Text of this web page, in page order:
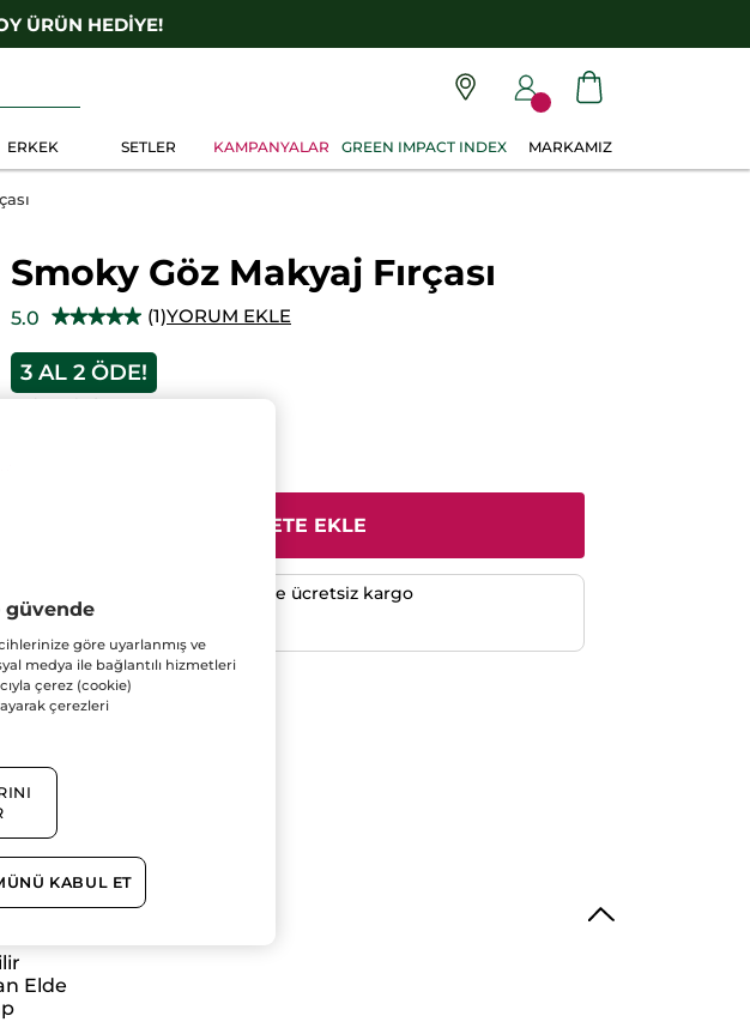
ÜRÜN HEDİYE!
ERKEK SETLER KAMPANYALAR GREEN IMPACT INDEX MARKAMIZ
Smoky Göz Makyaj Fırçası
5.0 ★★★★★
★★★★★
yıldız.
Bu
için
(1)YORUM EKLE
3 AL 2 ÖDE!
527.90 TL
SEPETE EKLE
1.500TL ve üzeri alışverişlerde ücretsiz kargo
Satış Sözleşmesi
GÖRÜNTÜLEYIN
Elde
göre uyarlanmış ve
medya ile bağlantılı hizmetleri
çerez (cookie)
çerezleri
KABUL ET